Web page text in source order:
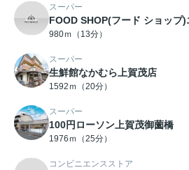
スーパー
FOOD SHOP(フード ショップ
980ｍ（13分）
スーパー
生鮮館なかむら上賀茂店
1592ｍ（20分）
スーパー
100円ローソン上賀茂御薗橋
1976ｍ（25分）
コンビニエンスストア